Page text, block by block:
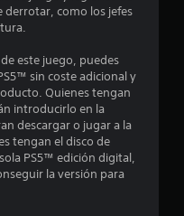
o
n
e
s
derrotar, como los jefes
este juego, puedes
sin coste adicional y
Quienes tengan
introducirlo en la
descargar o jugar a la
tengan el disco de
PS5™ edición digital,
la versión para